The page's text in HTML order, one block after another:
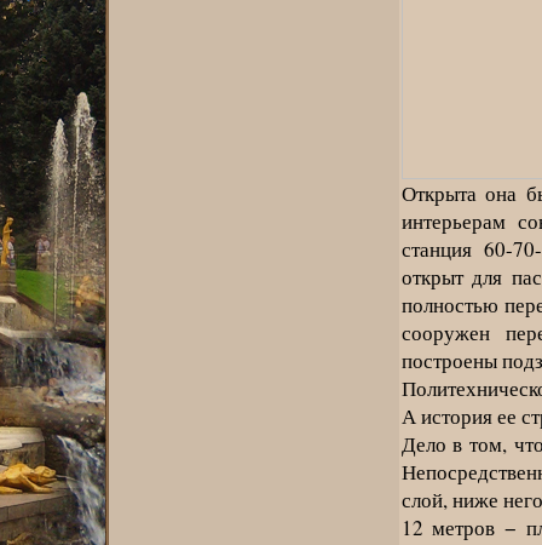
Открыта она
интерьерам
станция 60-
открыт для
полностью
сооружен
построены
А история ее
Дело в том,
слой, ниже
12 метров −